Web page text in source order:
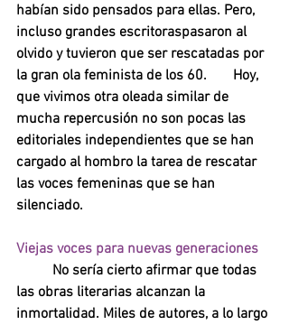
habían sido pensados para ellas. Pero,
incluso grandes escritoraspasaron al
olvido y tuvieron que ser rescatadas por
la gran ola feminista de los 60. 	Hoy,
que vivimos otra oleada similar de
mucha repercusión no son pocas las
editoriales independientes que se han
cargado al hombro la tarea de rescatar
las voces femeninas que se han
silenciado.
Viejas voces para nuevas generaciones
No sería cierto afirmar que todas
las obras literarias alcanzan la
inmortalidad. Miles de autores, a lo largo